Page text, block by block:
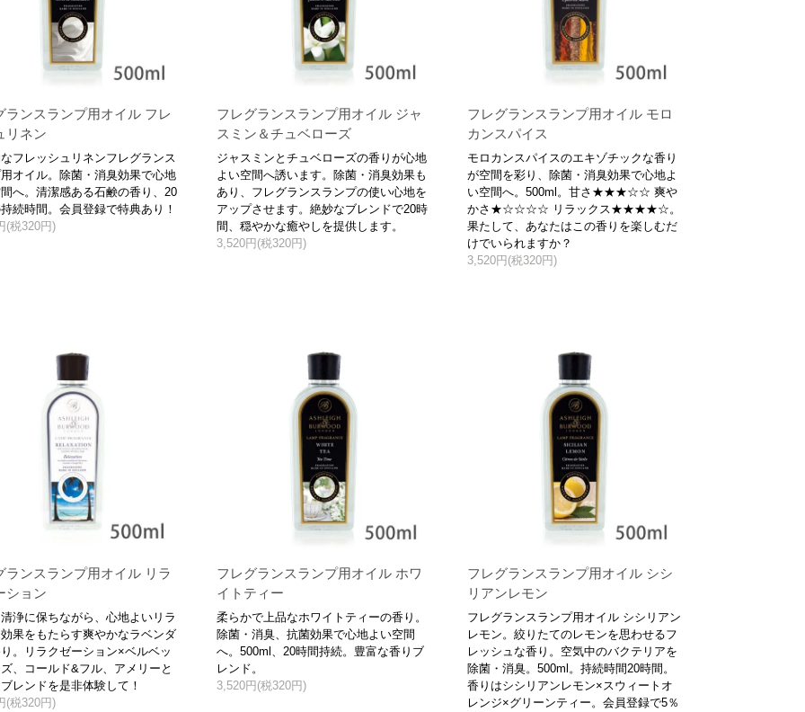
ランスランプ用オイル フレ
リネン
フレッシュリネンフレグランス
オイル。除菌・消臭効果で心地
へ。清潔感ある石鹸の香り、20
続時間。会員登録で特典あり！
(税320円)
フレグランスランプ用オイル ジャ
スミン＆チュベローズ
ジャスミンとチュベローズの香りが心地
よい空間へ誘います。除菌・消臭効果も
あり、フレグランスランプの使い心地を
アップさせます。絶妙なブレンドで20時
間、穏やかな癒やしを提供します。
3,520円(税320円)
フレグランスランプ用オイル モロ
カンスパイス
モロカンスパイスのエキゾチックな香り
が空間を彩り、除菌・消臭効果で心地よ
い空間へ。500ml。甘さ★★★☆☆ 爽や
かさ★☆☆☆☆ リラックス★★★★☆。
果たして、あなたはこの香りを楽しむだ
けでいられますか？
3,520円(税320円)
ランスランプ用オイル リラ
ション
浄に保ちながら、心地よいリラ
果をもたらす爽やかなラベンダ
。リラクゼーション×ベルベッ
ズ、コールド&フル、アメリーと
レンドを是非体験して！
(税320円)
フレグランスランプ用オイル ホワ
イトティー
柔らかで上品なホワイトティーの香り。
除菌・消臭、抗菌効果で心地よい空間
へ。500ml、20時間持続。豊富な香りブ
レンド。
3,520円(税320円)
フレグランスランプ用オイル シシ
リアンレモン
フレグランスランプ用オイル シシリアン
レモン。絞りたてのレモンを思わせるフ
レッシュな香り。空気中のバクテリアを
除菌・消臭。500ml。持続時間20時間。
香りはシシリアンレモン×スウィートオ
レンジ×グリーンティー。会員登録で5％